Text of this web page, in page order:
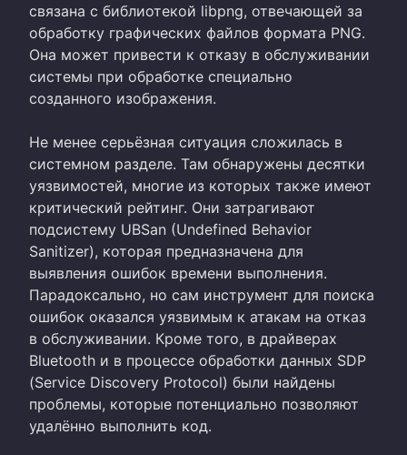
связана с библиотекой libpng, отвечающей за
обработку графических файлов формата PNG.
Она может привести к отказу в обслуживании
системы при обработке специально
созданного изображения.
Не менее серьёзная ситуация сложилась в
системном разделе. Там обнаружены десятки
уязвимостей, многие из которых также имеют
критический рейтинг. Они затрагивают
подсистему UBSan (Undefined Behavior
Sanitizer), которая предназначена для
выявления ошибок времени выполнения.
Парадоксально, но сам инструмент для поиска
ошибок оказался уязвимым к атакам на отказ
в обслуживании. Кроме того, в драйверах
Bluetooth и в процессе обработки данных SDP
(Service Discovery Protocol) были найдены
проблемы, которые потенциально позволяют
удалённо выполнить код.